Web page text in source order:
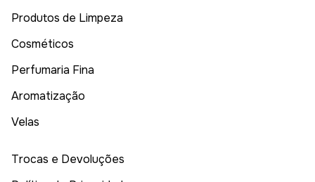
Produtos de Limpeza
Cosméticos
Perfumaria Fina
Aromatização
Velas
Trocas e Devoluções